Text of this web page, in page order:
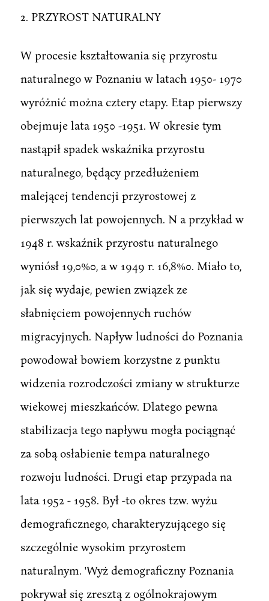
2. PRZYROST NATURALNY
W procesie kształtowania się przyrostu
naturalnego w Poznaniu w latach 1950- 1970
wyróżnić można cztery etapy. Etap pierwszy
obejmuje lata 1950 -1951. W okresie tym
nastąpił spadek wskaźnika przyrostu
naturalnego, będący przedłużeniem
malejącej tendencji przyrostowej z
pierwszych lat powojennych. N a przykład w
1948 r. wskaźnik przyrostu naturalnego
wyniósł 19,0%0, a w 1949 r. 16,8%0. Miało to,
jak się wydaje, pewien związek ze
słabnięciem powojennych ruchów
migracyjnych. Napływ ludności do Poznania
powodował bowiem korzystne z punktu
widzenia rozrodczości zmiany w strukturze
wiekowej mieszkańców. Dlatego pewna
stabilizacja tego napływu mogła pociągnąć
za sobą osłabienie tempa naturalnego
rozwoju ludności. Drugi etap przypada na
lata 1952 - 1958. Był -to okres tzw. wyżu
demograficznego, charakteryzującego się
szczególnie wysokim przyrostem
naturalnym. 'Wyż demograficzny Poznania
pokrywał się zresztą z ogólnokrajowym